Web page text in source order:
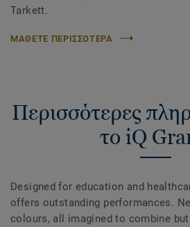
Tarkett.
ΜΑΘΕΤΕ ΠΕΡΙΣΣΟΤΕΡΑ
Περισσότερες
το iQ
Designed for education and
offers outstanding performances.
colours, all imagined to combine